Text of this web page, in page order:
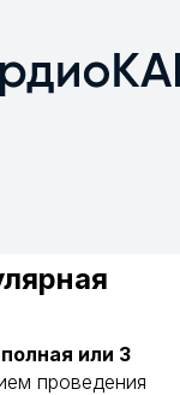
или 3
проведения